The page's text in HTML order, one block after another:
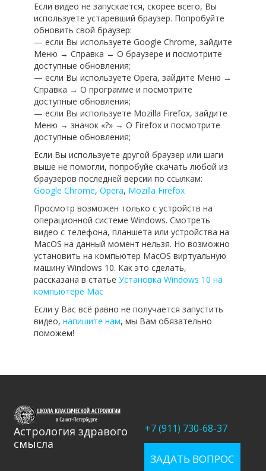
Если видео не запускается, скорее всего, Вы
используете устаревший браузер. Попробуйте
обновить свой браузер:
— если Вы используете Google Chrome, зайдите
Меню → Справка → О браузере и посмотрите
доступные обновления;
— если Вы используете Opera, зайдите Меню →
Справка → О программе и посмотрите
доступные обновления;
— если Вы используете Mozilla Firefox, зайдите
Меню → значок «?» → О Firefox и посмотрите
доступные обновления;
Если Вы используете другой браузер или шаги
выше не помогли, попробуйе скачать любой из
браузеров последней версии по ссылкам:
Google Chrome, Opera, Mozilla Firefox
Просмотр возможен только с устройств на
операционной системе Windows. Смотреть
видео с телефона, планшета или устройства на
MacOS на данный момент нельзя. Но возможно
установить на компьютер MacOS виртуальную
машину Windows 10. Как это сделать,
рассказана в статье Установка Windows 10 на
компьютере Mac
Если у Вас всё равно не получается запустить
видео, напишите нам, мы Вам обязательно
поможем!
Астрология здравого
смысла
+7 (911) 730-68-37
ЗАДАТЬ ВОПРОС